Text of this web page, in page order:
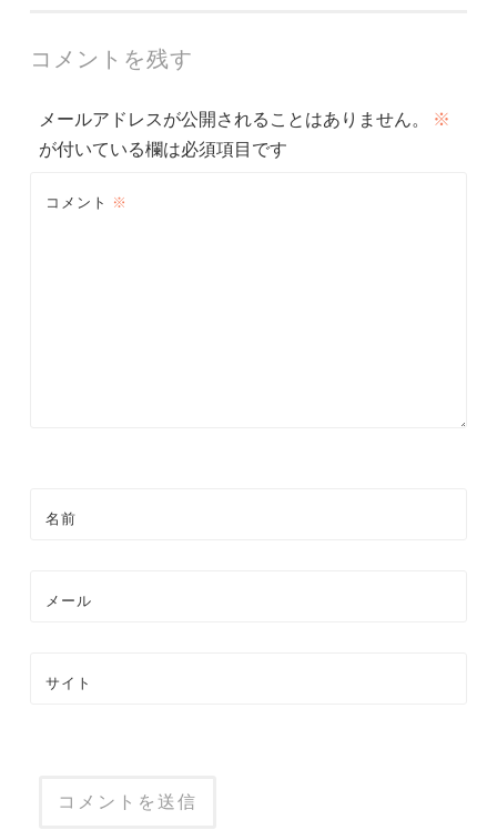
ゲ
コメントを残す
メールアドレスが公開されることはありません。
※
が付いている欄は必須項目です
コメント ※
名前
メール
サイト